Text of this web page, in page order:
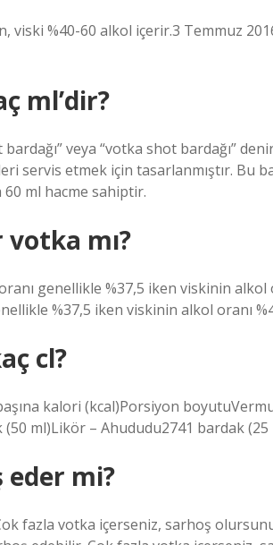
viski %40-60 alkol içerir.3 Temmuz
ml’dir?
veya “votka shot bardağı”
servis etmek için tasarlanmıştır. Bu
ml hacme sahiptir.
votka mı?
genellikle %37,5 iken viskinin alkol
%37,5 iken viskinin alkol oranı
cl?
kalori (kcal)Porsiyon
ml)Likör – Ahududu2741 bardak (25
eder mi?
fazla votka içerseniz, sarhoş